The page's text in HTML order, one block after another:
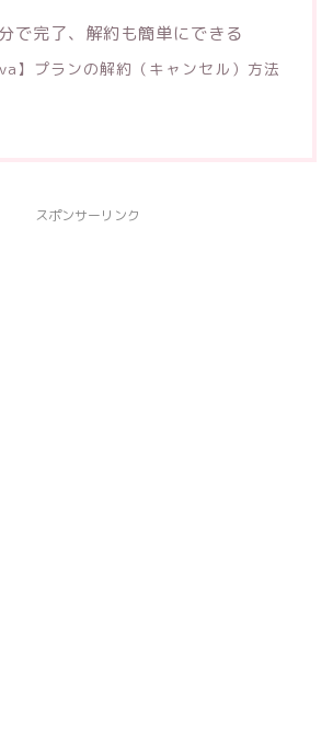
で完了、解約も簡単にできる
】プランの解約（キャンセル）方法
スポンサーリンク